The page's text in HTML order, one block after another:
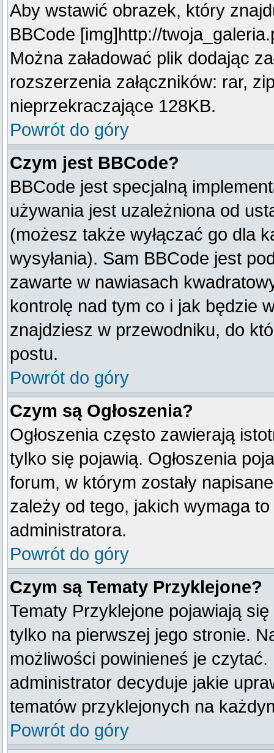
Aby wstawić obrazek, który
BBCode [img]http://
Można załadować plik dodając
rozszerzenia załączników: rar,
nieprzekraczające 128KB.
Powrót do góry
Czym jest BBCode?
BBCode jest specjalną
używania jest uzależniona od
(możesz także wyłączać go dla
wysyłania). Sam BBCode jest
zawarte w nawiasach
kontrolę nad tym co i jak będzie
znajdziesz w przewodniku, do
postu.
Powrót do góry
Czym są Ogłoszenia?
Ogłoszenia często zawierają
tylko się pojawią. Ogłoszenia
forum, w którym zostały
zależy od tego, jakich wymaga
administratora.
Powrót do góry
Czym są Tematy Przyklejone?
Tematy Przyklejone pojawiają
tylko na pierwszej jego stronie.
możliwości powinieneś je czytać.
administrator decyduje jakie
tematów przyklejonych na
Powrót do góry